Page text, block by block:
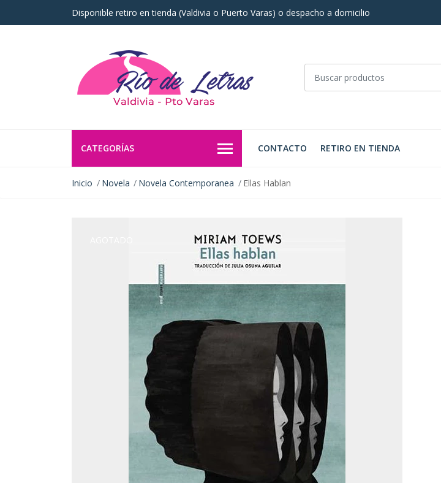
Disponible retiro en tienda (Valdivia o Puerto Varas) o despacho a domicilio
CATEGORÍAS CONTACTO RETIRO EN TIENDA
Inicio Novela Novela Contemporanea Ellas Hablan